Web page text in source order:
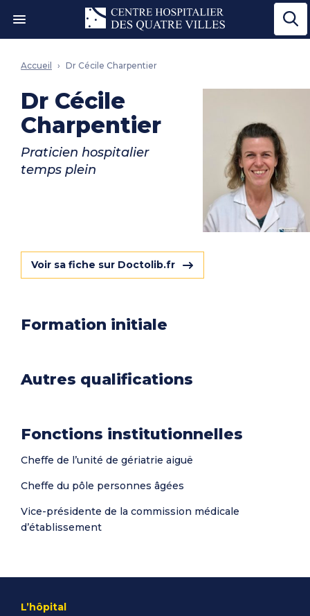
Ouvrir le menu"
Accueil Dr Cécile Charpentier
Dr Cécile
Charpentier
Praticien hospitalier
temps plein
Voir sa fiche sur Doctolib.fr
Formation initiale
Autres qualifications
Fonctions institutionnelles
Cheffe de l’unité de gériatrie aiguë
Cheffe du pôle personnes âgées
Vice-présidente de la commission médicale
d’établissement
L’hôpital